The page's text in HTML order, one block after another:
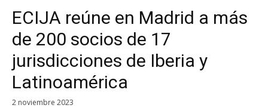
ECIJA reúne en Madrid a más
de 200 socios de 17
jurisdicciones de Iberia y
Latinoamérica
2 noviembre 2023